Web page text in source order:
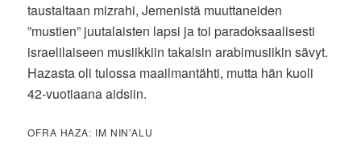
taustaltaan mizrahi, Jemenistä muuttaneiden
”mustien” juutalaisten lapsi ja toi paradoksaalisesti
israelilaiseen musiikkiin takaisin arabimusiikin sävyt.
Hazasta oli tulossa maailmantähti, mutta hän kuoli
42-vuotiaana aidsiin.
OFRA HAZA: IM NIN’ALU